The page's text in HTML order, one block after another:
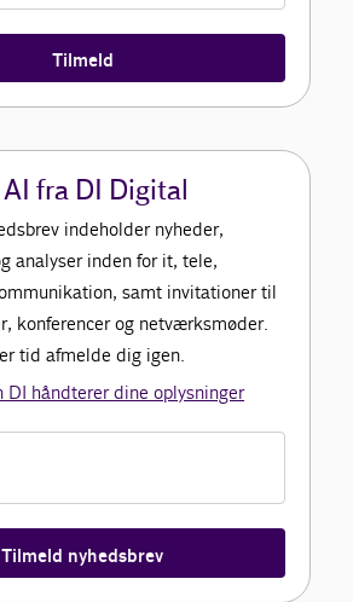
Tilmeld
fra DI Digital
indeholder nyheder,
analyser inden for it, tele,
samt invitationer til
konferencer og netværksmøder.
tid afmelde dig igen.
DI håndterer dine oplysninger
Tilmeld nyhedsbrev